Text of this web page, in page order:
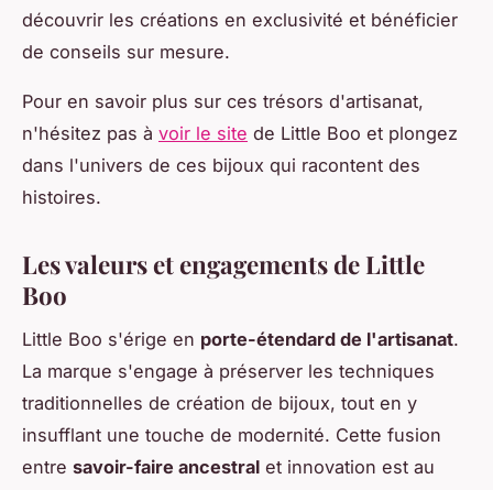
découvrir les créations en exclusivité et bénéficier
de conseils sur mesure.
Pour en savoir plus sur ces trésors d'artisanat,
n'hésitez pas à voir le site de Little Boo et plongez
dans l'univers de ces bijoux qui racontent des
histoires.
Les valeurs et engagements de Little
Boo
Little Boo s'érige en porte-étendard de l'artisanat.
La marque s'engage à préserver les techniques
traditionnelles de création de bijoux, tout en y
insufflant une touche de modernité. Cette fusion
entre savoir-faire ancestral et innovation est au